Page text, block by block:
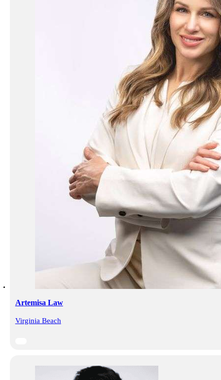
Artemisa Law
Virginia Beach